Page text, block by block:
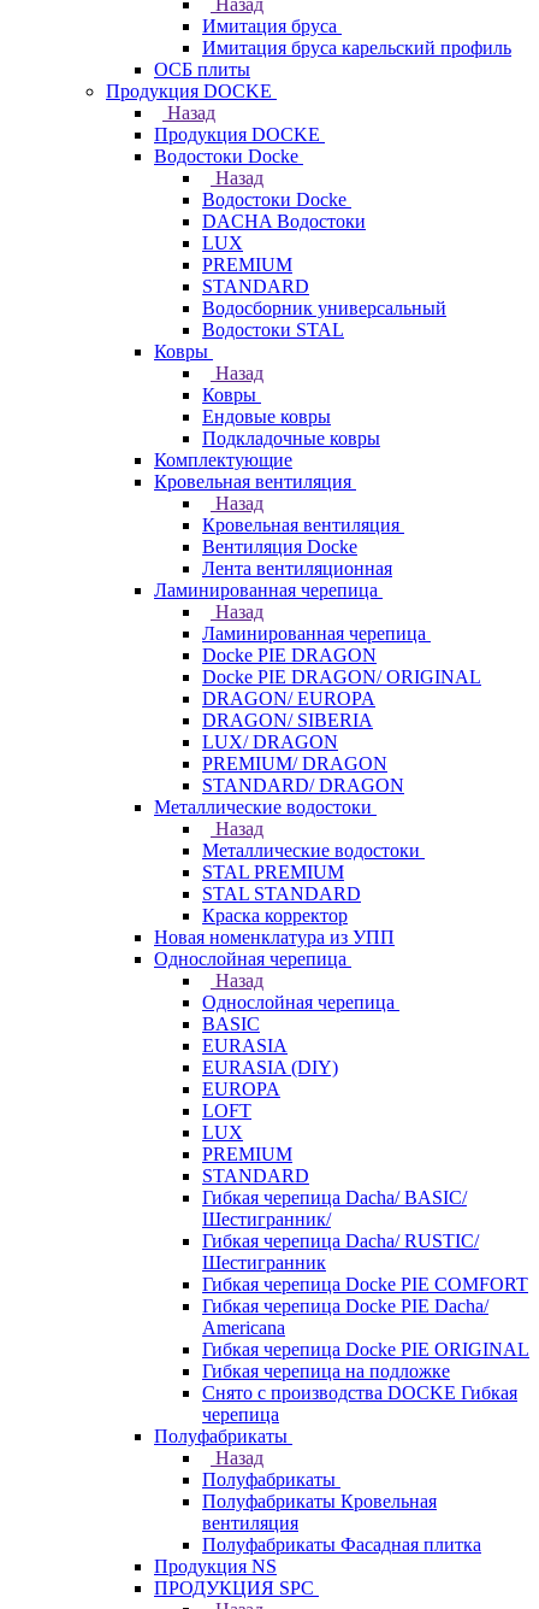
Назад
Имитация бруса
Имитация бруса карельский профиль
ОСБ плиты
Продукция DOCKE
Назад
Продукция DOCKE
Водостоки Docke
Назад
Водостоки Docke
DACHA Водостоки
LUX
PREMIUM
STANDARD
Водосборник универсальный
Водостоки STAL
Ковры
Назад
Ковры
Ендовые ковры
Подкладочные ковры
Комплектующие
Кровельная вентиляция
Назад
Кровельная вентиляция
Вентиляция Docke
Лента вентиляционная
Ламинированная черепица
Назад
Ламинированная черепица
Docke PIE DRAGON
Docke PIE DRAGON/ ORIGINAL
DRAGON/ EUROPA
DRAGON/ SIBERIA
LUX/ DRAGON
PREMIUM/ DRAGON
STANDARD/ DRAGON
Металлические водостоки
Назад
Металлические водостоки
STAL PREMIUM
STAL STANDARD
Краска корректор
Новая номенклатура из УПП
Однослойная черепица
Назад
Однослойная черепица
BASIC
EURASIA
EURASIA (DIY)
EUROPA
LOFT
LUX
PREMIUM
STANDARD
Гибкая черепица Dacha/ BASIC/
Шестигранник/
Гибкая черепица Dacha/ RUSTIC/
Шестигранник
Гибкая черепица Docke PIE COMFORT
Гибкая черепица Docke PIE Dacha/
Americana
Гибкая черепица Docke PIE ОRIGINАL
Гибкая черепица на подложке
Снято с производства DOCKE Гибкая
черепица
Полуфабрикаты
Назад
Полуфабрикаты
Полуфабрикаты Кровельная
вентиляция
Полуфабрикаты Фасадная плитка
Продукция NS
ПРОДУКЦИЯ SPC